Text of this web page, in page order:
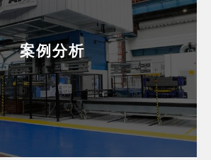
案例分析